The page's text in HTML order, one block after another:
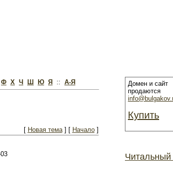
Ф Х Ч Ш Ю Я :: А-Я
[ Новая тема] [ Начало]
Домен и сайт
продаются
Купить
Читальный